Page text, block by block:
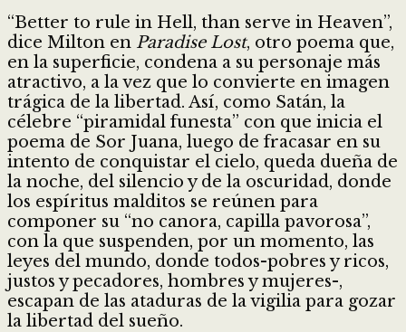
“Better to rule in Hell, than serve in Heaven”,
dice Milton en Paradise Lost, otro poema que,
en la superficie, condena a su personaje más
atractivo, a la vez que lo convierte en imagen
trágica de la libertad. Así, como Satán, la
célebre “piramidal funesta” con que inicia el
poema de Sor Juana, luego de fracasar en su
intento de conquistar el cielo, queda dueña de
la noche, del silencio y de la oscuridad, donde
los espíritus malditos se reúnen para
componer su “no canora, capilla pavorosa”,
con la que suspenden, por un momento, las
leyes del mundo, donde todos-pobres y ricos,
justos y pecadores, hombres y mujeres-,
escapan de las ataduras de la vigilia para gozar
la libertad del sueño.